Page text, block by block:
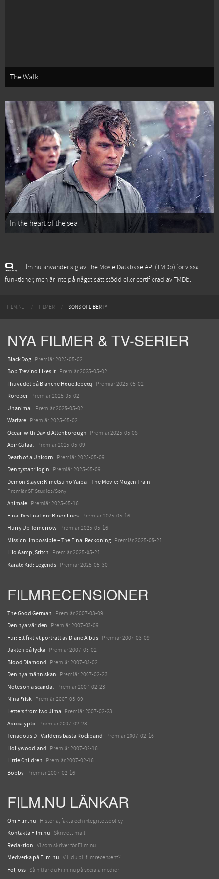
The Walk
In the heart of the sea
Film.nu använder sig av The Movie Database API (TMDb) för vissa
funktioner, men är inte på något sätt stödd eller certifierad av TMDb.
FILM.NU FILMER SONS OF LIBERTY
NYA FILMER & TV-SERIER
Black Dog Premiär 2025-05-02
Bob Trevino Likes It Premiär 2025-05-02
I huvudet på Blanche Houellebecq Premiär 2025-05-02
Rörelser Premiär 2025-05-02
Unanimal Premiär 2025-05-02
Warfare Premiär 2025-05-02
Ocean with David Attenborough Premiär 2025-05-08
Abir Gulaal Premiär 2025-05-09
Death of a Unicorn Premiär 2025-05-09
Den tysta trilogin Premiär 2025-05-09
Demon Slayer: Kimetsu no Yaiba – The Movie: Mugen Train
Premiär SF Studios/Sony
Animale Premiär 2025-05-16
Final Destination: Bloodlines Premiär 2025-05-16
Hurry Up Tomorrow Premiär 2025-05-16
Mission: Impossible – The Final Reckoning Premiär 2025-05-21
Lilo &amp; Stitch Premiär 2025-05-21
Karate Kid: Legends Premiär 2025-05-30
FILMRECENSIONER
The Good German Premiär 2007-03-09
Den nya världen Premiär 2007-03-09
Fur: Ett fiktivt porträtt av Diane Arbus Premiär 2007-03-09
Jakten på lycka Premiär 2007-03-02
Blood Diamond Premiär 2007-03-02
Den nya människan Premiär 2007-02-23
Notes on a scandal Premiär 2007-02-23
Nina Frisk Premiär 2007-03-09
Letters from Iwo Jima Premiär 2007-02-23
Apocalypto Premiär 2007-02-23
Tenacious D - Världens bästa Rockband Premiär 2007-02-16
Hollywoodland Premiär 2007-02-16
Little Children Premiär 2007-02-16
Bobby Premiär 2007-02-16
FILM.NU LÄNKAR
Om Film.nu Historia, fakta och integritetspolicy
Kontakta Film.nu Skriv ett mail
Redaktion Vi som skriver för Film.nu
Medverka på Film.nu Vill du bli filmrecensent?
Följ oss Så hittar du Film.nu på sociala medier